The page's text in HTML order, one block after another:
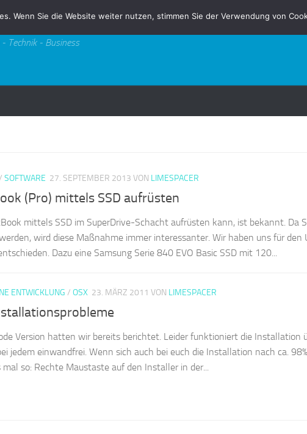
- Technik - Business
SOFTWARE 27. SEPTEMBER 2013 VON LIMESPACER
(Pro) mittels SSD aufrüsten
mittels SSD im SuperDrive-Schacht aufrüsten kann, ist bekannt. Da
wird diese Maßnahme immer interessanter. Wir haben uns für den
Dazu eine Samsung Serie 840 EVO Basic SSD mit 120...
ENTWICKLUNG / OSX 23. MÄRZ 2011 VON LIMESPACER
Version hatten wir bereits berichtet. Leider funktioniert die Installation
jedem einwandfrei. Wenn sich auch bei euch die Installation nach ca.
so: Rechte Maustaste auf den Installer in der...
Wenn Sie die Website weiter nutzen, stimmen Sie der Verwendung von